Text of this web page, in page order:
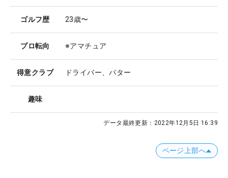
ゴルフ歴 23歳〜
プロ転向 ※アマチュア
得意クラブ ドライバー、パター
趣味
データ最終更新： 2022年12月5日 16:39
ページ上部へ